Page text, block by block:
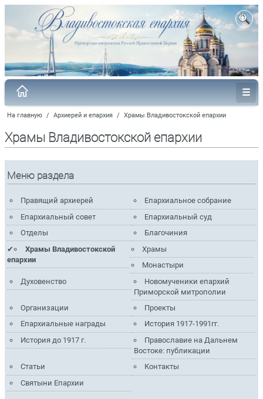
На главную / Архиерей и епархия / Храмы Владивостокской епархии
Храмы Владивостокской епархии
Меню раздела
Правящий архиерей
Епархиальное собрание
Епархиальный совет
Епархиальный суд
Отделы
Благочиния
Храмы Владивостокской
епархии
Храмы
Монастыри
Духовенство
Новомученики епархий
Приморской митрополии
Организации
Проекты
Епархиальные награды
История 1917-1991гг.
История до 1917 г.
Православие на Дальнем
Востоке: публикации
Статьи
Контакты
Святыни Епархии